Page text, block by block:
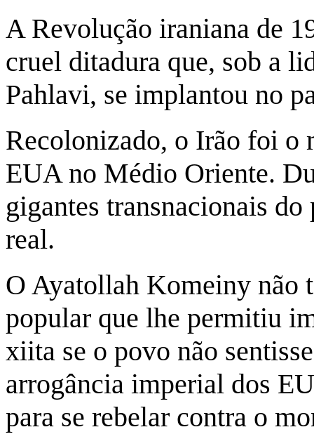
A Revolução iraniana de
cruel ditadura que, sob a
Pahlavi, se implantou no
Recolonizado, o Irão foi o
EUA no Médio Oriente.
gigantes transnacionais
real.
O Ayatollah Komeiny não
popular que lhe permitiu
xiita se o povo não
arrogância imperial dos
para se rebelar contra o